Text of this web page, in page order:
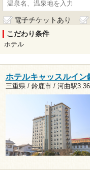
電子チケットあり
こだわり条件
ホテル
ホテルキャッスルイン
三重県 / 鈴鹿市 / 河曲駅